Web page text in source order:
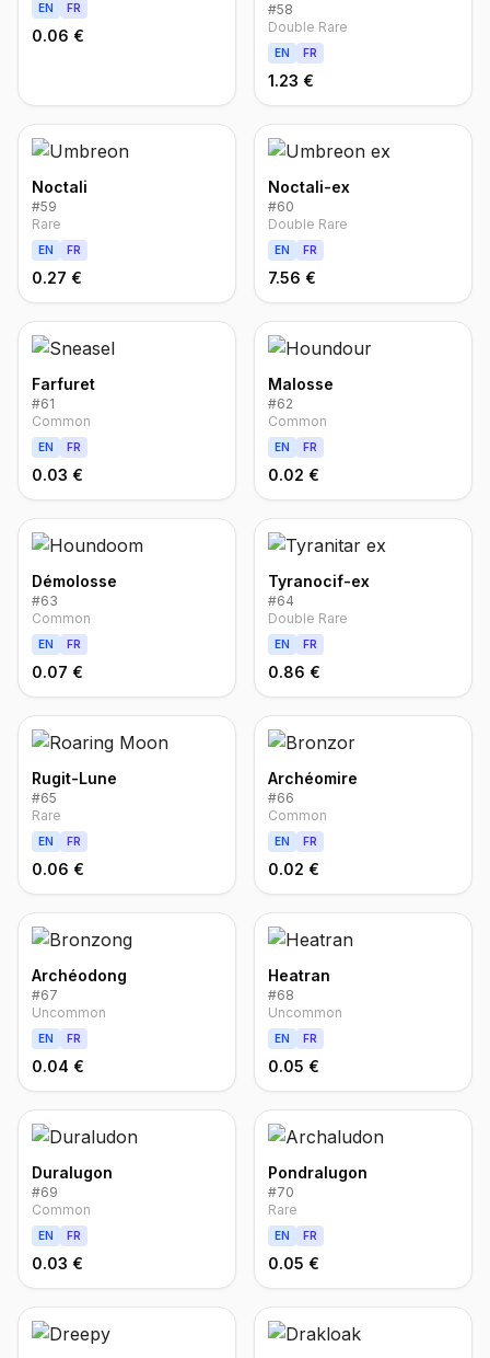
EN FR
0.06 €
#58
Double Rare
EN FR
1.23 €
Noctali
#59
Rare
EN FR
0.27 €
Noctali-ex
#60
Double Rare
EN FR
7.56 €
Farfuret
#61
Common
EN FR
0.03 €
Malosse
#62
Common
EN FR
0.02 €
Démolosse
#63
Common
EN FR
0.07 €
Tyranocif-ex
#64
Double Rare
EN FR
0.86 €
Rugit-Lune
#65
Rare
EN FR
0.06 €
Archéomire
#66
Common
EN FR
0.02 €
Archéodong
#67
Uncommon
EN FR
0.04 €
Heatran
#68
Uncommon
EN FR
0.05 €
Duralugon
#69
Common
EN FR
0.03 €
Pondralugon
#70
Rare
EN FR
0.05 €